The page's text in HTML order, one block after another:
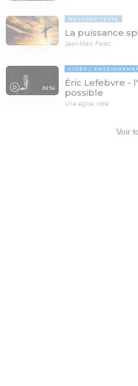
MESSAGE TEXTE
La puissance
Jean-Marc Ferez
69:54
VIDÉO
Éric Lefebvre -
possible
Une église vraie
Voir